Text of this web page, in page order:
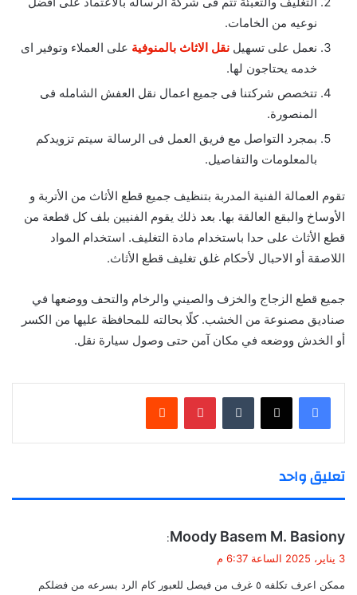
نوعيه من الخامات.
نعمل على تسهيل نقل الاثاث بالمنوفية على العملاء وتوفير اى
خدمه يحتاجون لها.
تتخصص شركتنا فى جميع اعمال نقل العفش الشامله فى
المنصورة.
بمجرد التواصل مع فريق العمل فى الرسالة سيتم تزويدكم
بالمعلومات والتفاصيل.
تقوم العمالة الفنية المدربة بتنظيف جميع قطع الأثاث من الأتربة و
الأوساخ والبقع العالقة بها. بعد ذلك يقوم الفنيين بلف كل قطعة من
قطع الأثاث على حدا باستخدام مادة التغليف. استخدام المواد
اللاصقة أو الاحبال لأحكام غلق تغليف قطع الأثاث.
جميع قطع الزجاج والخزف والصيني والرخام والتحف ووضعها في
صناديق مصنوعة من الخشب.كلًا بحالته للمحافظة عليها من الكسر
أو الخدش ووضعه في مكان آمن حتى وصول سيارة نقل.
بينتيريست
تعليق واحد
ي
ل
Moody Basem M. Basiony‎‏
:
3 يناير، 2025 الساعة 6:37 م
ممكن اعرف تكلفه ٥ غرف من فيصل للعبور كام الرد بسرعه من فضلكم